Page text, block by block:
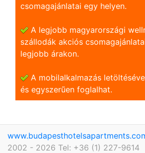
csomagajánlatai egy helyen.
A legjobb magyarországi
szállodák akciós
legjobb árakon.
A mobilalkalmazás
és egyszerũen foglalhat.
2002 - 2026 Tel: +36 (1) 227-9614